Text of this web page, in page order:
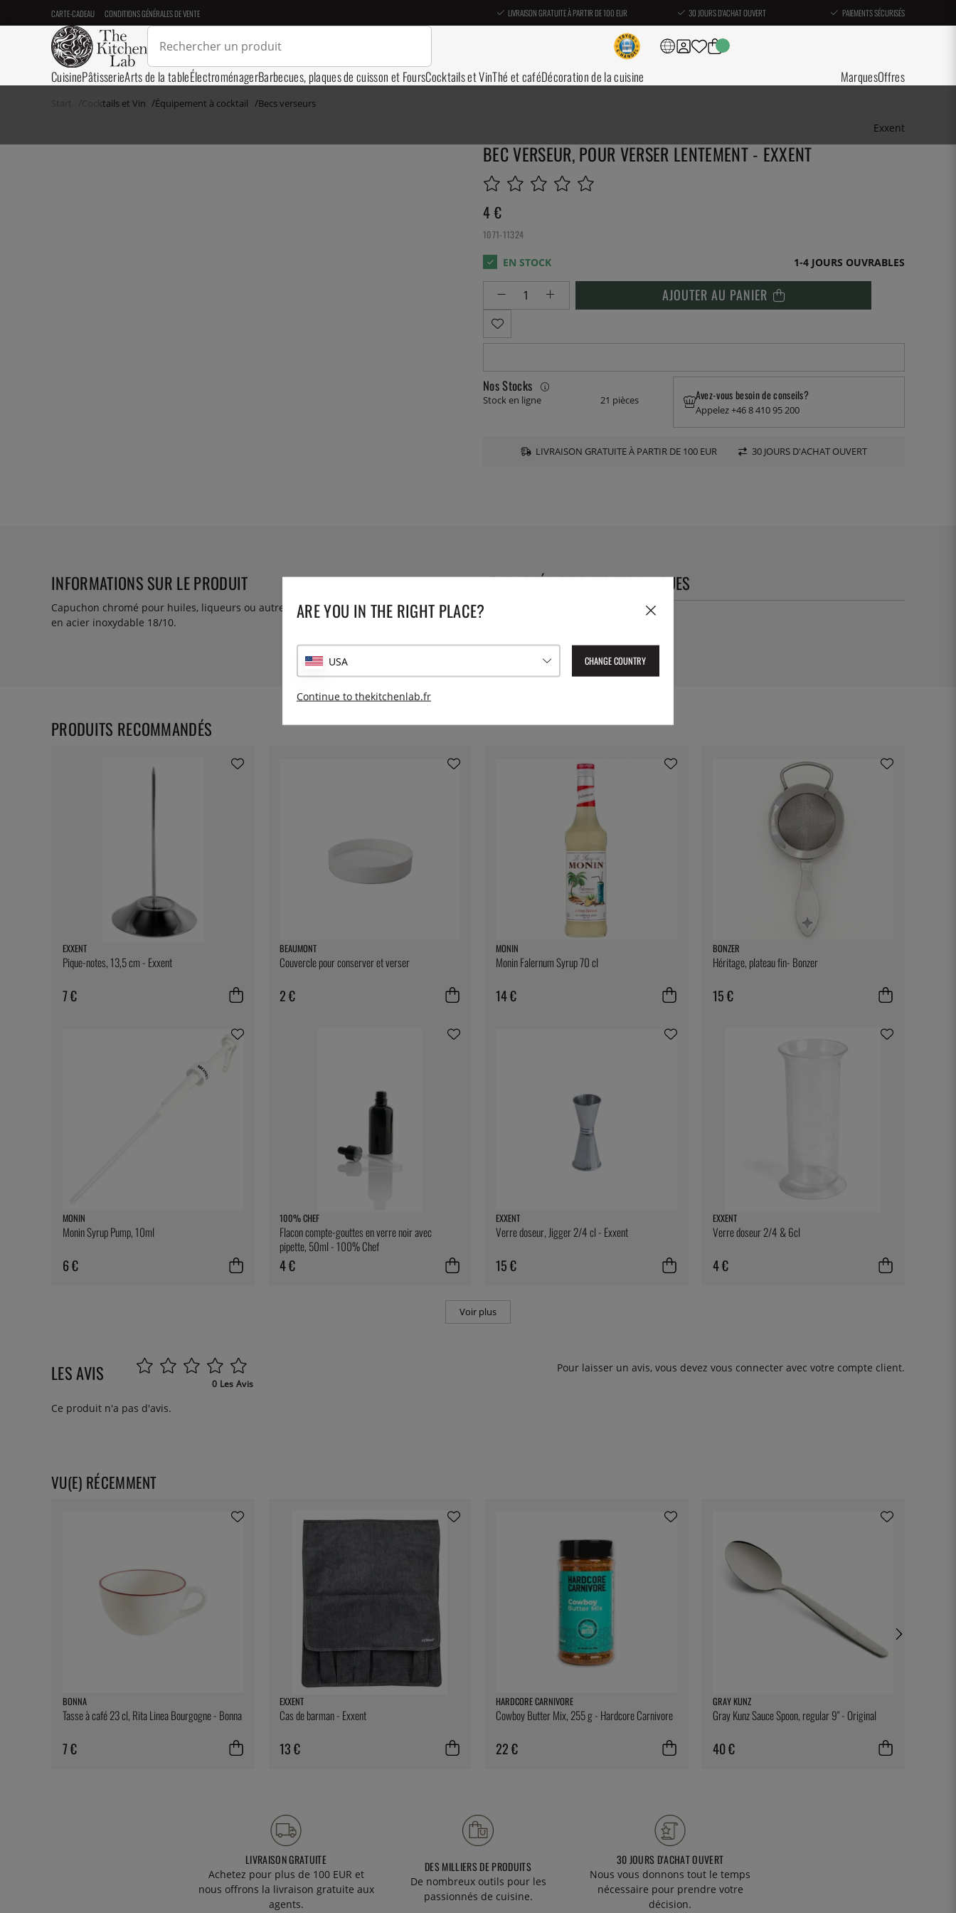
CARTE-CADEAU CONDITIONS GÉNÉRALES DE VENTE LIVRAISON GRATUITE À PARTIR DE 100 EUR 30 JOURS D'ACHAT OUVERT PAIEMENTS SÉCURISÉS
CuisinePâtisserieArts de la tableÉlectroménagerBarbecues, plaques de cuisson et FoursCocktails et VinThé et caféDécoration de la cuisine MarquesOffres
Start Cocktails et Vin Équipement à cocktail Becs verseurs
Exxent
BEC VERSEUR, POUR VERSER LENTEMENT - EXXENT
4 €
1071-11324
1-4 JOURS OUVRABLES
AJOUTER AU PANIER
Nos Stocks
Stock en ligne 21 pièces Avez-vous besoin de conseils?
Appelez +46 8 410 95 200
LIVRAISON GRATUITE À PARTIR DE 100 EUR 30 JOURS D'ACHAT OUVERT
INFORMATIONS SUR LE PRODUIT
Capuchon chromé pour huiles, liqueurs ou autres produits. Fabriqué en plastique et
en acier inoxydable 18/10.
CARACTÉRISTIQUES TECHNIQUES
EXXENT
Pique-notes, 13,5 cm - Exxent
7 €
BEAUMONT
Couvercle pour conserver et verser
2 €
MONIN
Monin Falernum Syrup 70 cl
14 €
BONZER
Héritage, plateau fin- Bonzer
15 €
MONIN
Monin Syrup Pump, 10ml
6 €
100% CHEF
Flacon compte-gouttes en verre noir avec
pipette, 50ml - 100% Chef
4 €
EXXENT
Verre doseur, Jigger 2/4 cl - Exxent
15 €
EXXENT
Verre doseur 2/4 & 6cl
4 €
Voir plus
PRODUITS RECOMMANDÉS
LES AVIS 0 Les Avis
Pour laisser un avis, vous devez vous connecter avec votre compte client.
Ce produit n'a pas d'avis.
VU(E) RÉCEMMENT
BONNA
Tasse à café 23 cl, Rita Linea Bourgogne - Bonna
7 €
EXXENT
Cas de barman - Exxent
13 €
HARDCORE CARNIVORE
Cowboy Butter Mix, 255 g - Hardcore Carnivore
22 €
GRAY KUNZ
Gray Kunz Sauce Spoon, regular 9" - Original
40 €
LIVRAISON GRATUITE
Achetez pour plus de 100 EUR et
nous offrons la livraison gratuite aux
agents.
DES MILLIERS DE PRODUITS
De nombreux outils pour les
passionnés de cuisine.
30 JOURS D'ACHAT OUVERT
Nous vous donnons tout le temps
nécessaire pour prendre votre
décision.
ARE YOU IN THE RIGHT PLACE?
USA CHANGE COUNTRY
Continue to thekitchenlab.fr